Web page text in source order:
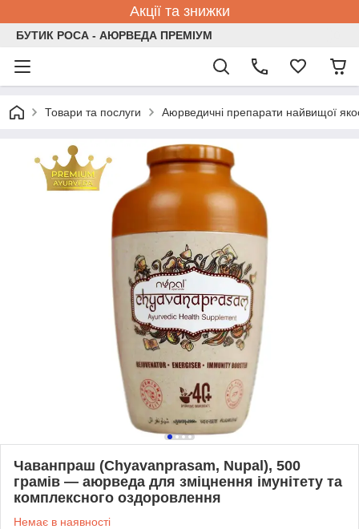
Акції та знижки
БУТИК РОСА - АЮРВЕДА ПРЕМІУМ
Товари та послуги Аюрведичні препарати найвищої
Чаванпраш (Chyavanprasam, Nupal), 500
грамів — аюрведа для зміцнення імунітету та
комплексного оздоровлення
Немає в наявності